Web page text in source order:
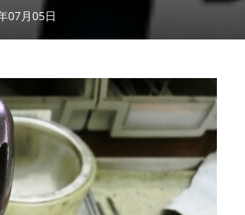
07月05日